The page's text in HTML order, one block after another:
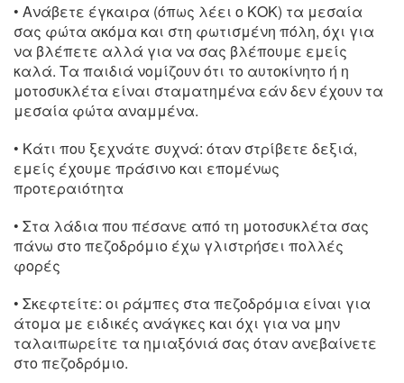
• Ανάβετε έγκαιρα (όπως λέει ο ΚΟΚ) τα μεσαία
σας φώτα ακόμα και στη φωτισμένη πόλη, όχι για
να βλέπετε αλλά για να σας βλέπουμε εμείς
καλά. Τα παιδιά νομίζουν ότι το αυτοκίνητο ή η
μοτοσυκλέτα είναι σταματημένα εάν δεν έχουν τα
μεσαία φώτα αναμμένα.
• Κάτι που ξεχνάτε συχνά: όταν στρίβετε δεξιά,
εμείς έχουμε πράσινο και επομένως
προτεραιότητα
• Στα λάδια που πέσανε από τη μοτοσυκλέτα σας
πάνω στο πεζοδρόμιο έχω γλιστρήσει πολλές
φορές
• Σκεφτείτε: οι ράμπες στα πεζοδρόμια είναι για
άτομα με ειδικές ανάγκες και όχι για να μην
ταλαιπωρείτε τα ημιαξόνιά σας όταν ανεβαίνετε
στο πεζοδρόμιο.